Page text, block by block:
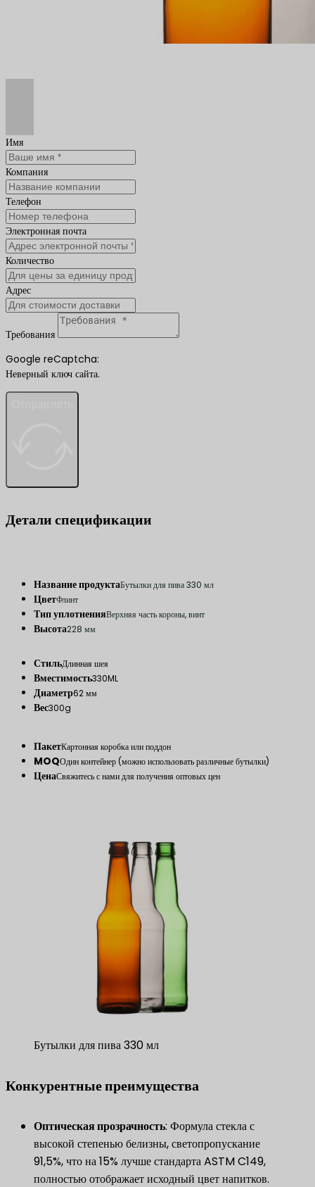
Имя
Компания
Телефон
Электронная почта
Количество
Адрес
Требования
Google reCaptcha:
Неверный ключ сайта.
Детали спецификации
Название продуктаБутылки для пива 330 мл
ЦветФлинт
Тип уплотненияВерхняя часть короны, винт
Высота228 мм
СтильДлинная шея
Вместимость330ML
Диаметр62 мм
Вес300g
ПакетКартонная коробка или поддон
MOQОдин контейнер (можно использовать различные бутылки)
ЦенаСвяжитесь с нами для получения оптовых цен
Бутылки для пива 330 мл
Конкурентные преимущества
Оптическая прозрачность: Формула стекла с
высокой степенью белизны, светопропускание
91,5%, что на 15% лучше стандарта ASTM C149,
полностью отображает исходный цвет напитков.